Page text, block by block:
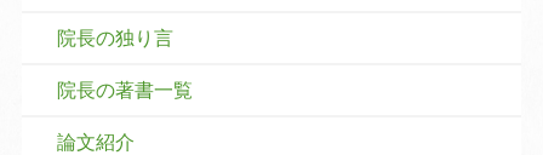
院長の独り言
院長の著書一覧
論文紹介